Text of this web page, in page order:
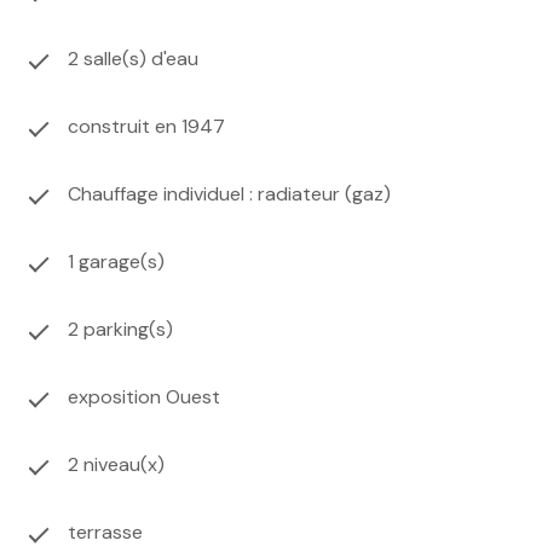
2 salle(s) d'eau
construit en 1947
Chauffage individuel : radiateur (gaz)
1 garage(s)
2 parking(s)
exposition Ouest
2 niveau(x)
terrasse